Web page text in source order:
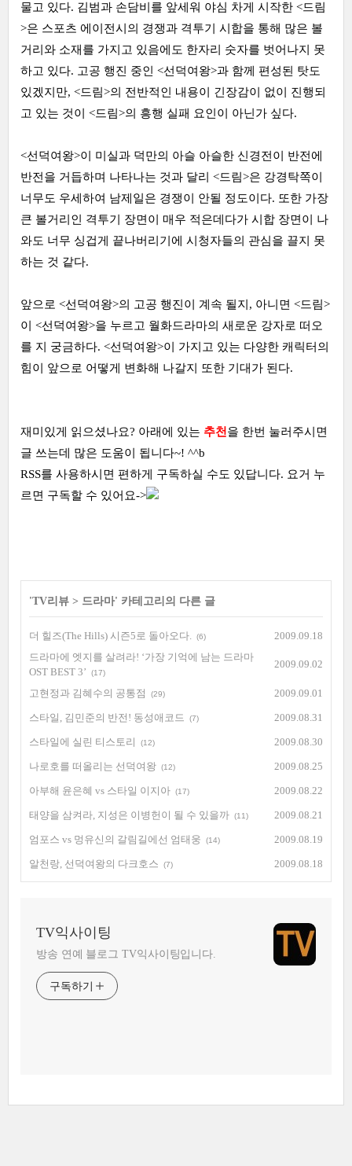
물고 있다. 김범과 손담비를 앞세워 야심 차게 시작한 <드림
>은 스포츠 에이전시의 경쟁과 격투기 시합을 통해 많은 볼
거리와 소재를 가지고 있음에도 한자리 숫자를 벗어나지 못
하고 있다. 고공 행진 중인 <선덕여왕>과 함께 편성된 탓도
있겠지만, <드림>의 전반적인 내용이 긴장감이 없이 진행되
고 있는 것이 <드림>의 흥행 실패 요인이 아닌가 싶다.
<선덕여왕>이 미실과 덕만의 아슬 아슬한 신경전이 반전에
반전을 거듭하며 나타나는 것과 달리 <드림>은 강경탁쪽이
너무도 우세하여 남제일은 경쟁이 안될 정도이다. 또한 가장
큰 볼거리인 격투기 장면이 매우 적은데다가 시합 장면이 나
와도 너무 싱겁게 끝나버리기에 시청자들의 관심을 끌지 못
하는 것 같다.
앞으로 <선덕여왕>의 고공 행진이 계속 될지, 아니면 <드림>
이 <선덕여왕>을 누르고 월화드라마의 새로운 강자로 떠오
를 지 궁금하다. <선덕여왕>이 가지고 있는 다양한 캐릭터의
힘이 앞으로 어떻게 변화해 나갈지 또한 기대가 된다.
재미있게 읽으셨나요? 아래에 있는 추천 을 한번 눌러주시면
글 쓰는데 많은 도움이 됩니다~! ^^b
RSS를 사용하시면 편하게 구독하실 수도 있답니다. 요거 누
르면 구독할 수 있어요->
'TV리뷰 > 드라마' 카테고리의 다른 글
더 힐즈(The Hills) 시즌5로 돌아오다. (6)
2009.09.18
드라마에 엣지를 살려라! ‘가장 기억에 남는 드라마
OST BEST 3’
(17)
2009.09.02
고현정과 김혜수의 공통점 (29) 2009.09.01
스타일, 김민준의 반전! 동성애코드 (7) 2009.08.31
스타일에 실린 티스토리 (12) 2009.08.30
나로호를 떠올리는 선덕여왕 (12) 2009.08.25
아부해 윤은혜 vs 스타일 이지아 (17) 2009.08.22
태양을 삼켜라, 지성은 이병헌이 될 수 있을까 (11) 2009.08.21
엄포스 vs 멍유신의 갈림길에선 엄태웅 (14) 2009.08.19
알천랑, 선덕여왕의 다크호스 (7) 2009.08.18
TV익사이팅
방송 연예 블로그 TV익사이팅입니다.
구독하기